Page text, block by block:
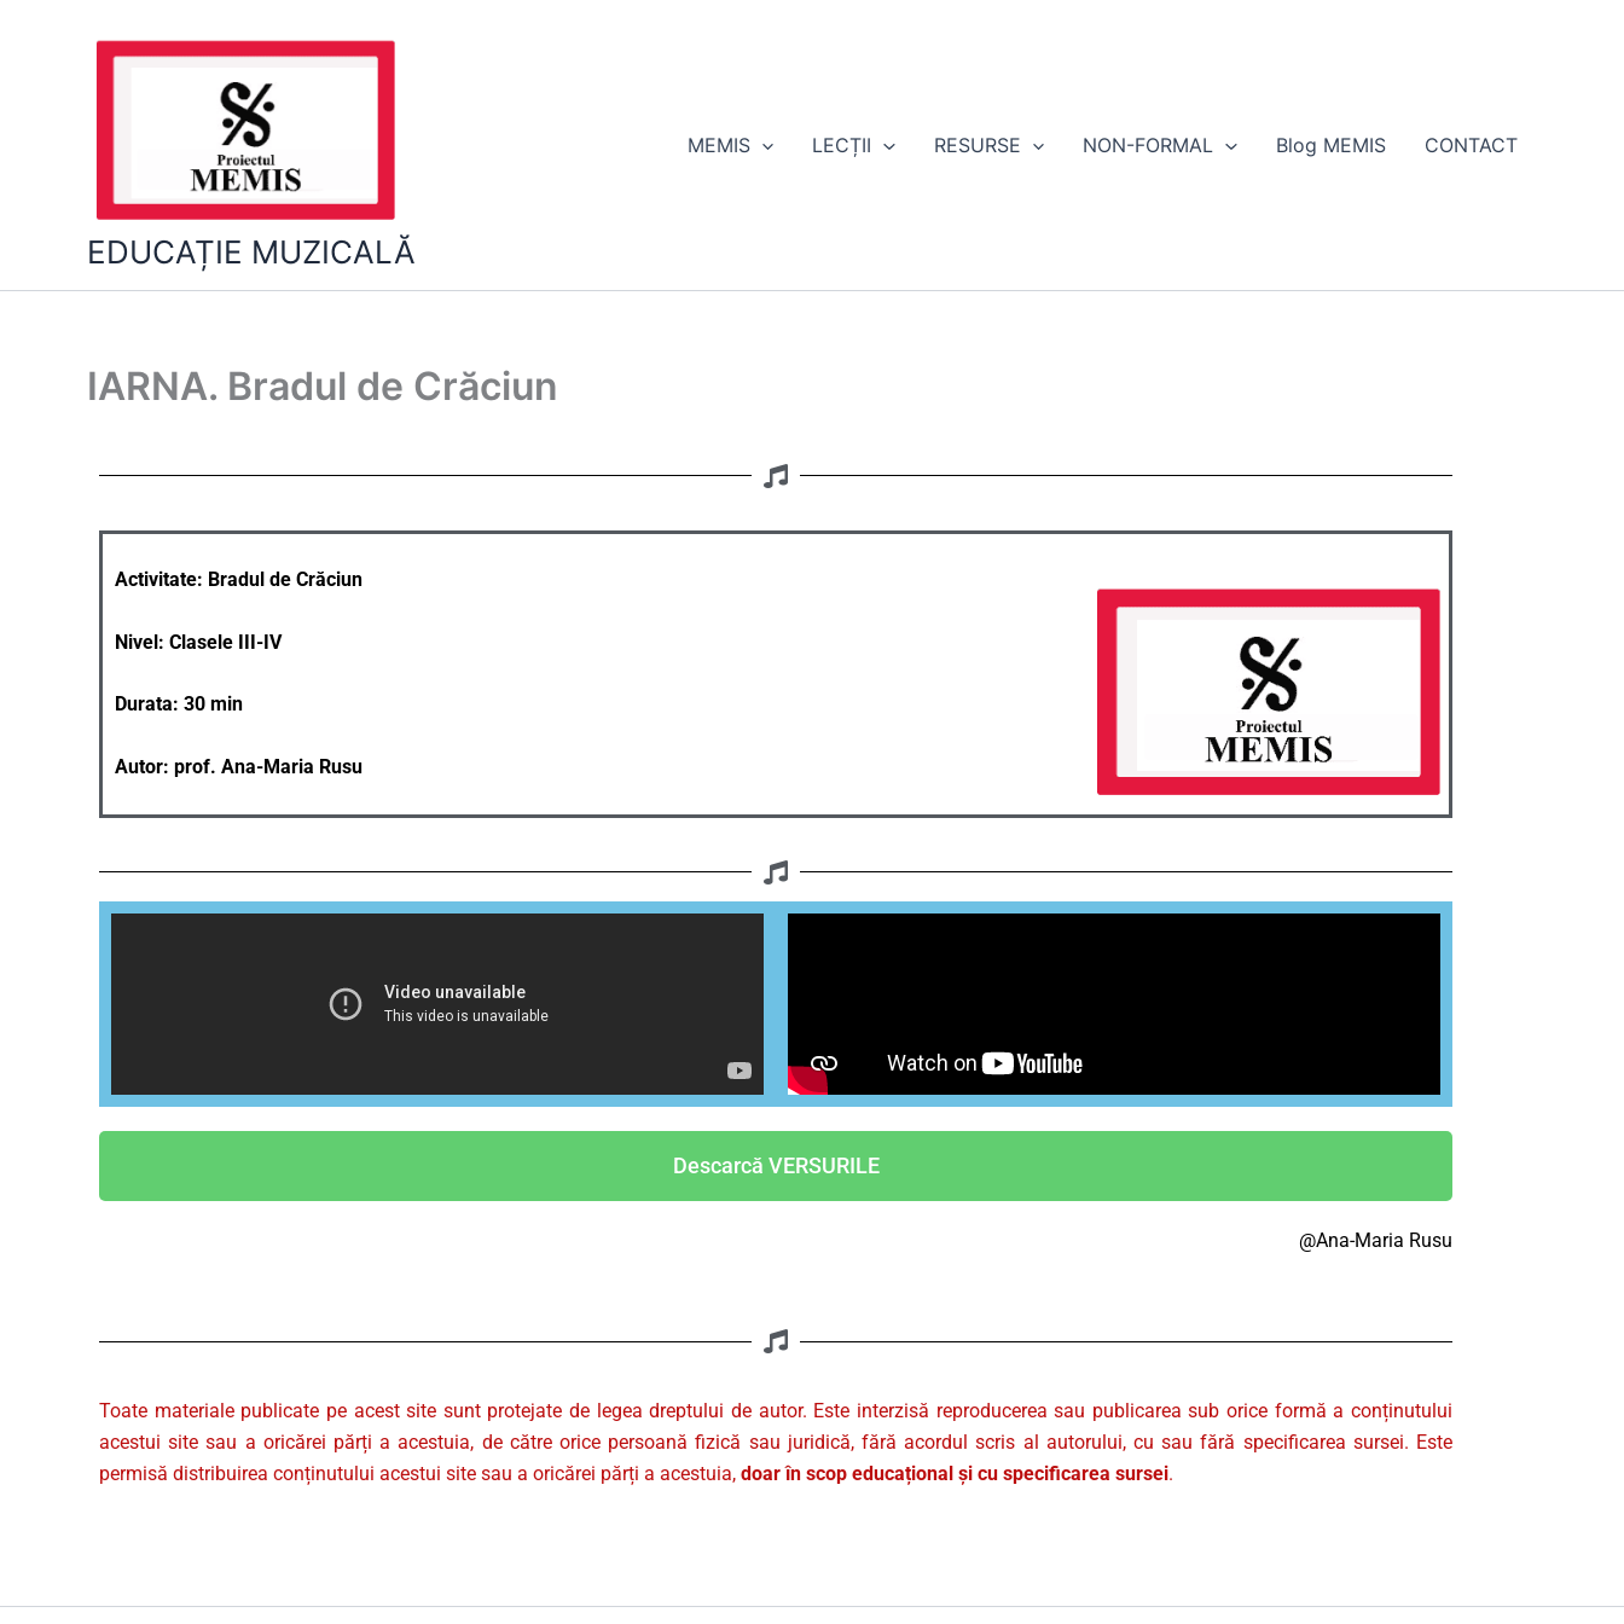
EDUCAȚIE MUZICALĂ
MEMIS LECȚII RESURSE NON-FORMAL Blog MEMIS CONTACT
IARNA. Bradul de Crăciun
Activitate: Bradul de Crăciun
Nivel: Clasele III-IV
Durata: 30 min
Autor: prof. Ana-Maria Rusu
Descarcă VERSURILE
@Ana-Maria Rusu
Toate materiale publicate pe acest site sunt protejate de legea dreptului de autor. Este interzisă reproducerea sau publicarea sub orice formă a conținutului
acestui site sau a oricărei părți a acestuia, de către orice persoană fizică sau juridică, fără acordul scris al autorului, cu sau fără specificarea sursei. Este
permisă distribuirea conținutului acestui site sau a oricărei părți a acestuia, doar în scop educațional și cu specificarea sursei.